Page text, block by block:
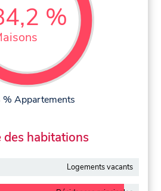
%
% Appartements
des habitations
Logements vacants